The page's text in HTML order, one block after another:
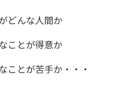
どんな人間か
ことが得意か
ことが苦手か・・・